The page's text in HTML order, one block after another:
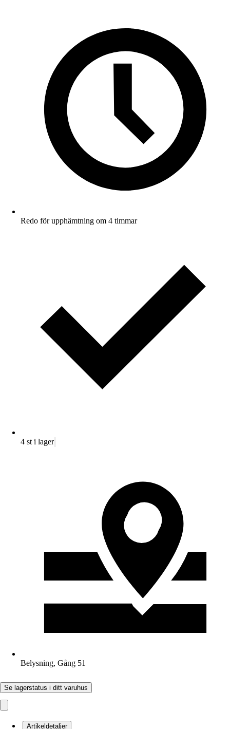
Redo för upphämtning om 4 timmar
4 st i lager
Belysning, Gång 51
Se lagerstatus i ditt varuhus
Artikeldetaljer